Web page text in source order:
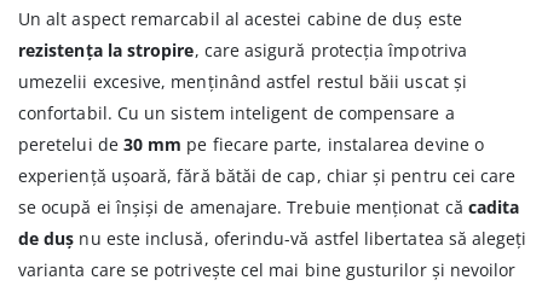
Un alt aspect remarcabil al acestei cabine de duș este
rezistența la stropire, care asigură protecția împotriva
umezelii excesive, menținând astfel restul băii uscat și
confortabil. Cu un sistem inteligent de compensare a
peretelui de 30 mm pe fiecare parte, instalarea devine o
experiență ușoară, fără bătăi de cap, chiar și pentru cei care
se ocupă ei înșiși de amenajare. Trebuie menționat că cadita
de duș nu este inclusă, oferindu-vă astfel libertatea să alegeți
varianta care se potrivește cel mai bine gusturilor și nevoilor